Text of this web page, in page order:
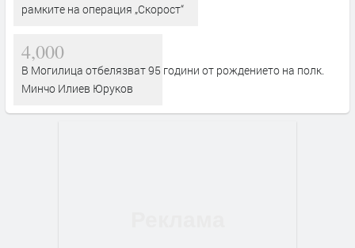
рамките на операция „Скорост“
4,000
В Могилица отбелязват 95 години от рождението на полк.
Минчо Илиев Юруков